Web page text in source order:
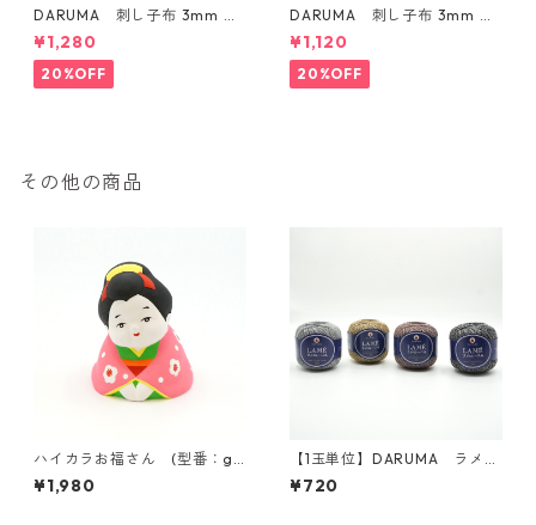
DARUMA 刺し子布 3mm 方
眼ガイドタイプ Col.3 紺
¥1,280
20%OFF
DARUMA 刺し子布 3mm 方
眼ガイドタイプ Col.1 白
¥1,120
20%OFF
その他の商品
ハイカラお福さん (型番：g11
9)
¥1,980
【1玉単位】DARUMA ラメの
レ－ス糸#30
¥720